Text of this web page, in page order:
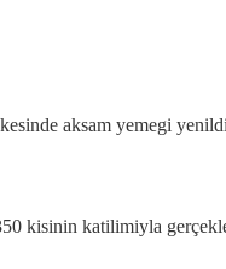
aksam yemegi
kisinin katilimiyla